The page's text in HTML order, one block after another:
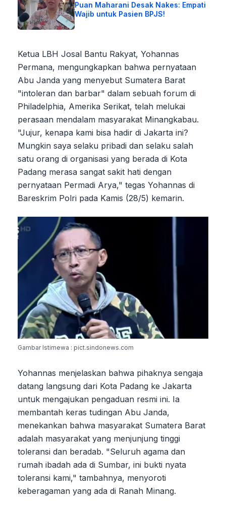
Puan Maharani Desak Nakes: Empati
Wajib untuk Pasien BPJS!
Ketua LBH Josal Bantu Rakyat, Yohannas
Permana, mengungkapkan bahwa pernyataan
Abu Janda yang menyebut Sumatera Barat
"intoleran dan barbar" dalam sebuah forum di
Philadelphia, Amerika Serikat, telah melukai
perasaan mendalam masyarakat Minangkabau.
"Jujur, kenapa kami bisa hadir di Jakarta ini?
Mungkin saya selaku pribadi dan selaku salah
satu orang di organisasi yang berada di Kota
Padang merasa sangat sakit hati dengan
pernyataan Permadi Arya," tegas Yohannas di
Bareskrim Polri pada Kamis (28/5) kemarin.
Gambar Istimewa : pict.sindonews.com
Yohannas menjelaskan bahwa pihaknya sengaja
datang langsung dari Kota Padang ke Jakarta
untuk mengajukan pengaduan resmi ini. Ia
membantah keras tudingan Abu Janda,
menekankan bahwa masyarakat Sumatera Barat
adalah masyarakat yang menjunjung tinggi
toleransi dan beradab. "Seluruh agama dan
rumah ibadah ada di Sumbar, ini bukti nyata
toleransi kami," tambahnya, menyoroti
keberagaman yang ada di Ranah Minang.